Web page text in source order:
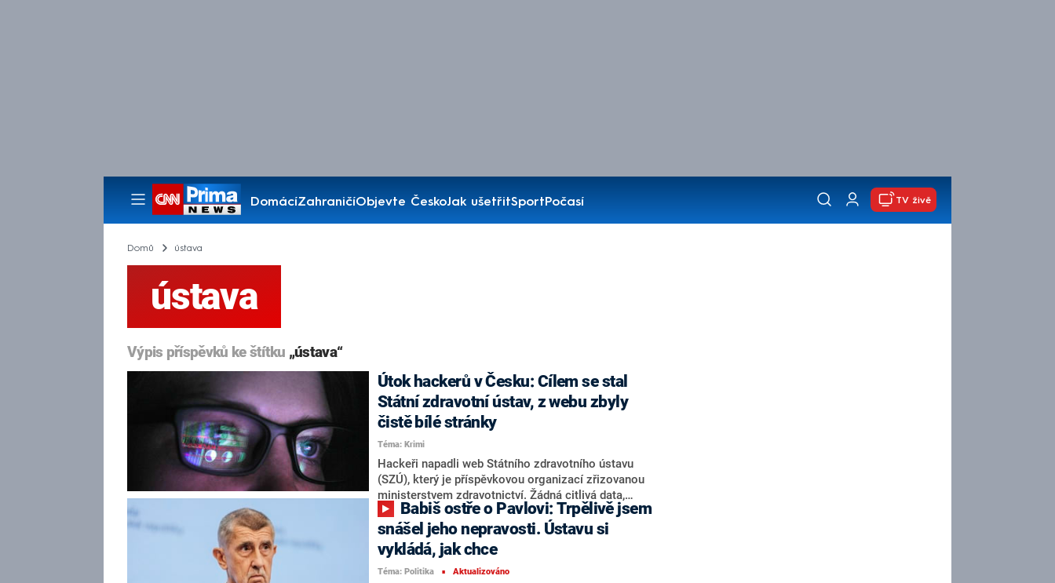
DomácíZahraničíObjevte ČeskoJak ušetřitSportPočasí
Pořady
TV živě
Domů ústava
ústava
Výpis příspěvků ke štítku „ústava“
Útok hackerů v Česku: Cílem se stal
Státní zdravotní ústav, z webu zbyly
čistě bílé stránky
Téma: Krimi
Hackeři napadli web Státního zdravotního ústavu
(SZÚ), který je příspěvkovou organizací zřizovanou
ministerstvem zdravotnictví. Žádná citlivá data,
laboratorní údaje ani provoz ústavu není ohrožen,
uvedl ústav na síti X. Útok ústav nahlásil Národnímu
úřadu pro kybernetickou a informační bezpečnost
(NÚKIB).
snášel jeho nepravosti. Ústavu si
vykládá, jak chce
Téma: Politika ■ Aktualizováno